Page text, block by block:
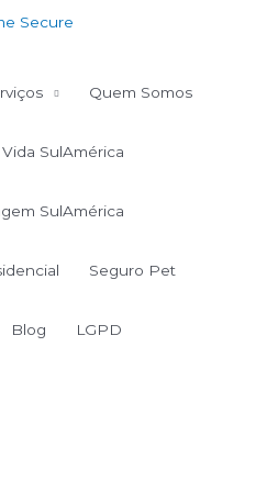
Quem Somos
SulAmérica
SulAmérica
Seguro Pet
Blog LGPD